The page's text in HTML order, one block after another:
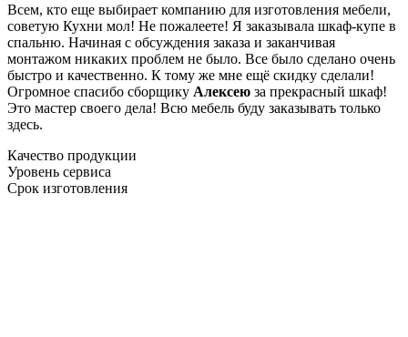
Всем, кто еще выбирает компанию для изготовления мебели,
советую Кухни мол! Не пожалеете! Я заказывала шкаф-купе в
спальню. Начиная с обсуждения заказа и заканчивая
монтажом никаких проблем не было. Все было сделано очень
быстро и качественно. К тому же мне ещё скидку сделали!
Огромное спасибо сборщику Алексею за прекрасный шкаф!
Это мастер своего дела! Всю мебель буду заказывать только
здесь.
Качество продукции
Уровень сервиса
Срок изготовления